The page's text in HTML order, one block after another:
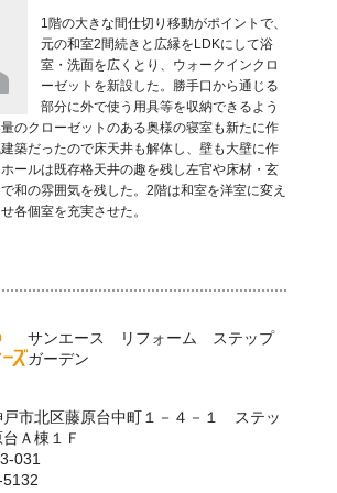
1階の大きな間仕切り移動がポイントで、
元の和室2間続きと広縁をLDKにして浴
室・洗面を広くとり、ウォークインクロ
ーゼットを新設した。勝手口から通じる
部分に外で使う用具等を収納できるよう
のクローゼットのある奥様の寝室も新たに作
築だったので床天井も解体し、壁も大壁に作
ールは既存格天井の趣を残し左官や床材・玄
和の雰囲気を残した。2階は和室を洋室に変え
各個室を充実させた。
サンエース リフォーム ステップ
ガーデン
戸市北区藤原台中町１－４－１ ステッ
Ａ棟１Ｆ
031